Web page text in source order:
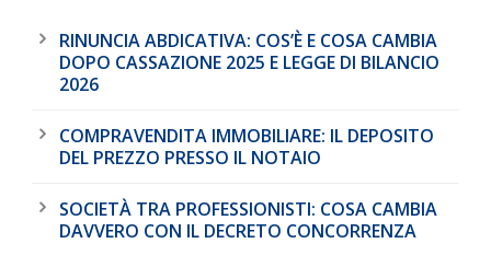
RINUNCIA ABDICATIVA: COS’È E COSA CAMBIA
DOPO CASSAZIONE 2025 E LEGGE DI BILANCIO
2026
COMPRAVENDITA IMMOBILIARE: IL DEPOSITO
DEL PREZZO PRESSO IL NOTAIO
SOCIETÀ TRA PROFESSIONISTI: COSA CAMBIA
DAVVERO CON IL DECRETO CONCORRENZA